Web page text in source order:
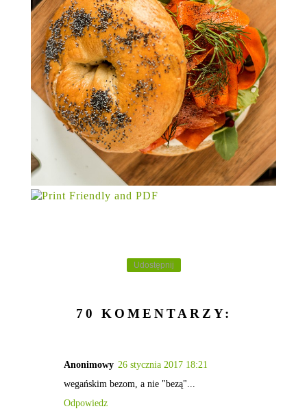
Udostępnij
70 KOMENTARZY:
Anonimowy 26 stycznia 2017 18:21
wegańskim bezom, a nie "bezą"...
Odpowiedz